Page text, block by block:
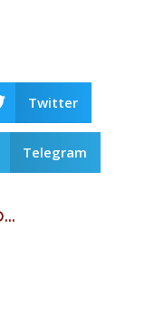
Twitter
Telegram